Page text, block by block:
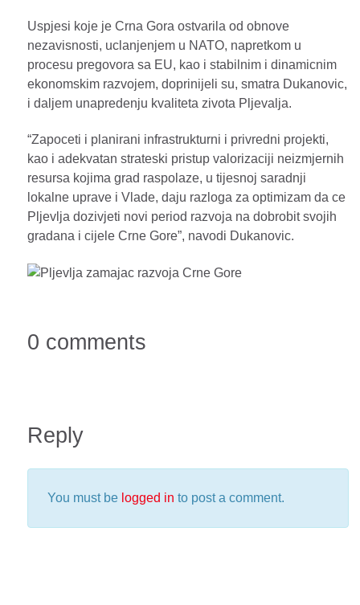
Uspjesi koje je Crna Gora ostvarila od obnove
nezavisnosti, uclanjenjem u NATO, napretkom u
procesu pregovora sa EU, kao i stabilnim i dinamicnim
ekonomskim razvojem, doprinijeli su, smatra Dukanovic,
i daljem unapredenju kvaliteta zivota Pljevalja.
“Zapoceti i planirani infrastrukturni i privredni projekti,
kao i adekvatan strateski pristup valorizaciji neizmjernih
resursa kojima grad raspolaze, u tijesnoj saradnji
lokalne uprave i Vlade, daju razloga za optimizam da ce
Pljevlja dozivjeti novi period razvoja na dobrobit svojih
gradana i cijele Crne Gore”, navodi Dukanovic.
0 comments
Reply
You must be logged in to post a comment.